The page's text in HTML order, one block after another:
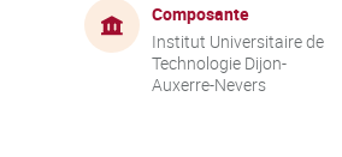
Composante
Institut Universitaire de
Technologie Dijon-
Auxerre-Nevers